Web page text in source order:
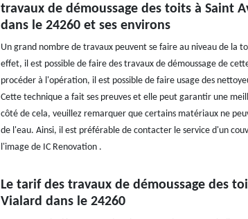
travaux de démoussage des toits à Saint
dans le 24260 et ses environs
Un grand nombre de travaux peuvent se faire au niveau de la
effet, il est possible de faire des travaux de démoussage de
procéder à l'opération, il est possible de faire usage des
Cette technique a fait ses preuves et elle peut garantir une
côté de cela, veuillez remarquer que certains matériaux ne
de l'eau. Ainsi, il est préférable de contacter le service d'un
l'image de IC Renovation .
Le tarif des travaux de démoussage des
Vialard dans le 24260